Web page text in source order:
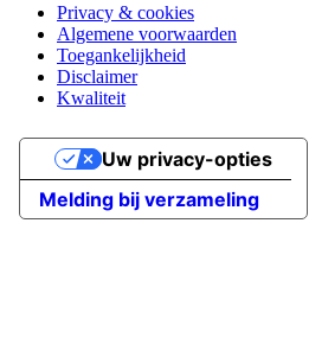
Privacy & cookies
Algemene voorwaarden
Toegankelijkheid
Disclaimer
Kwaliteit
Melding bij verzameling
Uw privacy-opties